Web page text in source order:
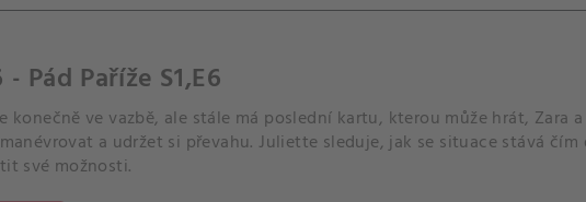
Pád Paříže S1,E6
konečně ve vazbě, ale stále má poslední kartu, kterou může hrát, Zara
a udržet si převahu. Juliette sleduje, jak se situace stává čím
své možnosti.